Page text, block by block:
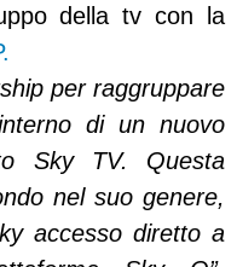
della tv con la
per raggruppare
di un nuovo
Sky TV. Questa
nel suo genere,
accesso diretto a